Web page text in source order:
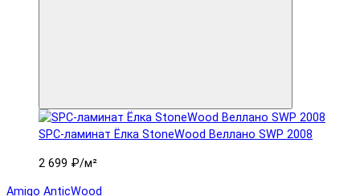
SPC-ламинат Ëлка StoneWood Веллано SWP 2008
2 699 ₽/м²
Amigo AnticWood